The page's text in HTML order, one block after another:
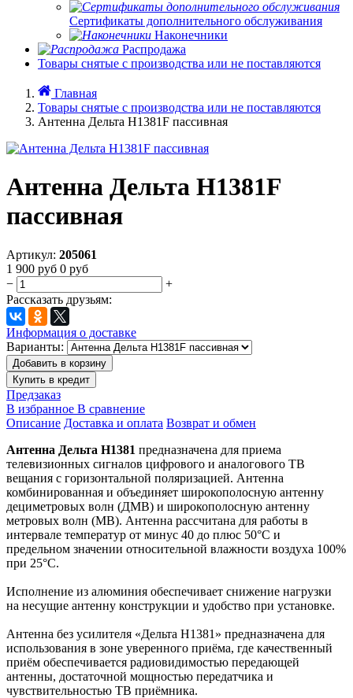
Сертификаты дополнительного обслуживания
Наконечники
Распродажа
Товары снятые с производства или не поставляются
Главная
Товары снятые с производства или не поставляются
Антенна Дельта H1381F пассивная
Антенна Дельта H1381F
пассивная
Артикул: 205061
1 900 руб 0 руб
−
+
Рассказать друзьям:
Информация о доставке
Варианты:
Добавить в корзину
Купить в кредит
Предзаказ
В избранное В сравнение
Описание Доставка и оплата Возврат и обмен
Антенна Дельта H1381 предназначена для приема
телевизионных сигналов цифрового и аналогового ТВ
вещания с горизонтальной поляризацией. Антенна
комбинированная и объединяет широкополосную антенну
дециметровых волн (ДМВ) и широкополосную антенну
метровых волн (МВ). Антенна рассчитана для работы в
интервале температур от минус 40 до плюс 50°С и
предельном значении относительной влажности воздуха 100%
при 25°С.
Исполнение из алюминия обеспечивает снижение нагрузки
на несущие антенну конструкции и удобство при установке.
Антенна без усилителя «Дельта Н1381» предназначена для
использования в зоне уверенного приёма, где качественный
приём обеспечивается радиовидимостью передающей
антенны, достаточной мощностью передатчика и
чувствительностью ТВ приёмника.